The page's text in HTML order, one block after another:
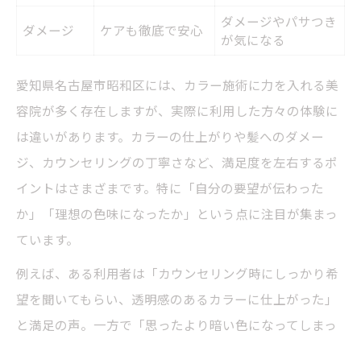
ダメージ ケアも徹底で安心
ダメージやパサつき
が気になる
愛知県名古屋市昭和区には、カラー施術に力を入れる美
容院が多く存在しますが、実際に利用した方々の体験に
は違いがあります。カラーの仕上がりや髪へのダメー
ジ、カウンセリングの丁寧さなど、満足度を左右するポ
イントはさまざまです。特に「自分の要望が伝わった
か」「理想の色味になったか」という点に注目が集まっ
ています。
例えば、ある利用者は「カウンセリング時にしっかり希
望を聞いてもらい、透明感のあるカラーに仕上がった」
と満足の声。一方で「思ったより暗い色になってしまっ